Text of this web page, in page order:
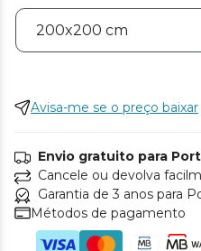
Avisa-me se o preço baixar
Envio gratuito para
Cancele ou devolva
Garantia de 3 anos para
Métodos de pagamento